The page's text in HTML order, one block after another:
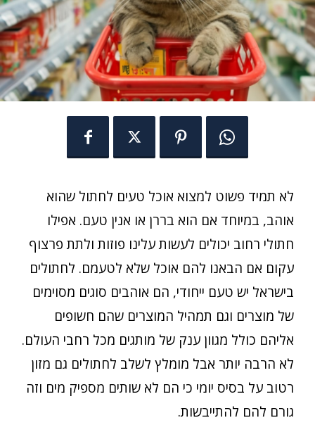
לא תמיד פשוט למצוא אוכל טעים לחתול שהוא
אוהב, במיוחד אם הוא בררן או אנין טעם. אפילו
חתולי רחוב יכולים לעשות עלינו פוזות ולתת פרצוף
עקום אם הבאנו להם אוכל שלא לטעמם. לחתולים
בישראל יש טעם ייחודי, הם אוהבים סוגים מסוימים
של מוצרים וגם תמהיל המוצרים שהם חשופים
אליהם כולל מגוון ענק של מותגים מכל רחבי העולם.
לא הרבה יותר אבל מומלץ לשלב לחתולים גם מזון
רטוב על בסיס יומי כי הם לא שותים מספיק מים וזה
גורם להם להתייבשות.